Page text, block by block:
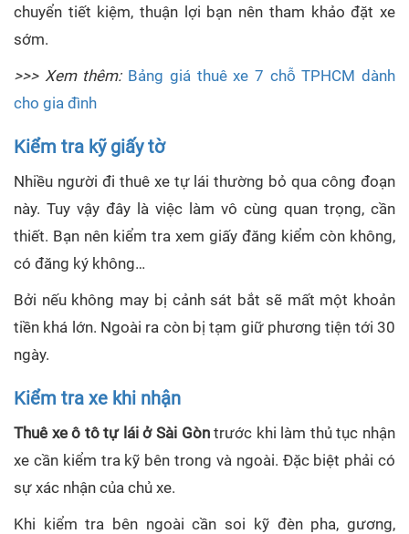
chuyển tiết kiệm, thuận lợi bạn nên tham khảo đặt xe
sớm.
>>> Xem thêm: Bảng giá thuê xe 7 chỗ TPHCM dành
cho gia đình
Kiểm tra kỹ giấy tờ
Nhiều người đi thuê xe tự lái thường bỏ qua công đoạn
này. Tuy vậy đây là việc làm vô cùng quan trọng, cần
thiết. Bạn nên kiểm tra xem giấy đăng kiểm còn không,
có đăng ký không…
Bởi nếu không may bị cảnh sát bắt sẽ mất một khoản
tiền khá lớn. Ngoài ra còn bị tạm giữ phương tiện tới 30
ngày.
Kiểm tra xe khi nhận
Thuê xe ô tô tự lái ở Sài Gòntrước khi làm thủ tục nhận
xe cần kiểm tra kỹ bên trong và ngoài. Đặc biệt phải có
sự xác nhận của chủ xe.
Khi kiểm tra bên ngoài cần soi kỹ đèn pha, gương,